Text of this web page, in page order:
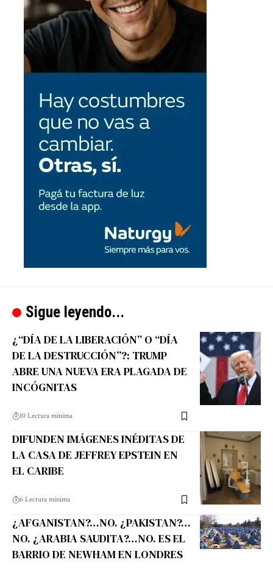
Sigue leyendo...
¿“DÍA DE LA LIBERACIÓN” O “DÍA
DE LA DESTRUCCIÓN”?: TRUMP
ABRE UNA NUEVA ERA PLAGADA DE
INCÓGNITAS
10 Lectura mínima
DIFUNDEN IMÁGENES INÉDITAS DE
LA CASA DE JEFFREY EPSTEIN EN
EL CARIBE
6 Lectura mínima
¿AFGANISTAN?…NO. ¿PAKISTAN?…
NO. ¿ARABIA SAUDITA?…NO. ES EL
BARRIO DE NEWHAM EN LONDRES